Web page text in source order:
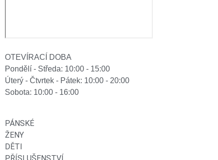
OTEVÍRACÍ DOBA
Pondělí - Středa: 10:00 - 15:00
Úterý - Čtvrtek - Pátek: 10:00 - 20:00
Sobota: 10:00 - 16:00
PÁNSKÉ
ŽENY
DĚTI